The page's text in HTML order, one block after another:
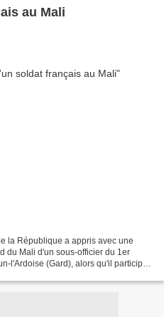
au Mali
la République a appris avec une
du Mali d'un sous-officier du 1er
l'Ardoise (Gard), alors qu'il participait